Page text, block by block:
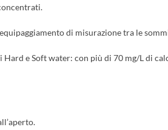
di misurazione tra le
e Soft water: con più di 70 mg/L di